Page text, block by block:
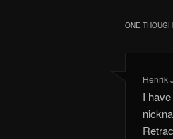
ONE
Henrik
I